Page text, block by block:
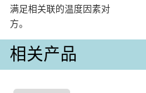
满足相关联的温度因素对
方。
相关产品